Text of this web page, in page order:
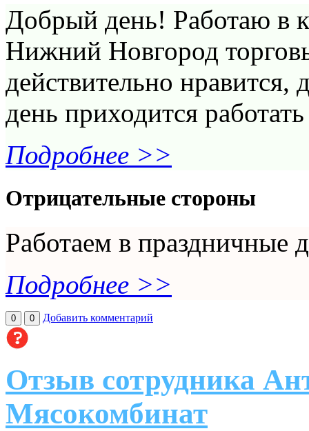
Добрый день! Работаю в
Нижний Новгород
действительно
день приходится
Подробнее >>
Отрицательные стороны
Работаем в праздничные
Подробнее >>
0 0 Добавить комментарий
Отзыв сотрудника
Мясокомбинат